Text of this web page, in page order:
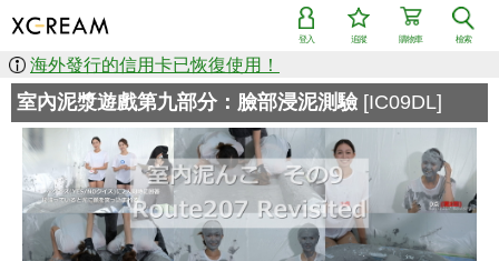
檢索
購物車
追蹤
登入
海外發行的信用卡已恢復使用！
室內泥漿遊戲第九部分：臉部浸泥測驗 [IC09DL]